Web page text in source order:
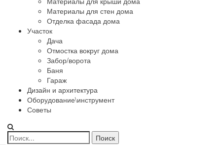
Материалы для стен дома
Отделка фасада дома
Участок
Дача
Отмостка вокруг дома
Забор/ворота
Баня
Гараж
Дизайн и архитектура
Оборудование\инструмент
Советы